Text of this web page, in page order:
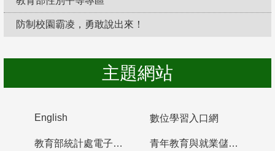
防制校園霸凌，勇敢說出來！
主題網站
English 數位學習入口網
教育部統計處電子書櫃 青年教育與就業儲蓄帳戶